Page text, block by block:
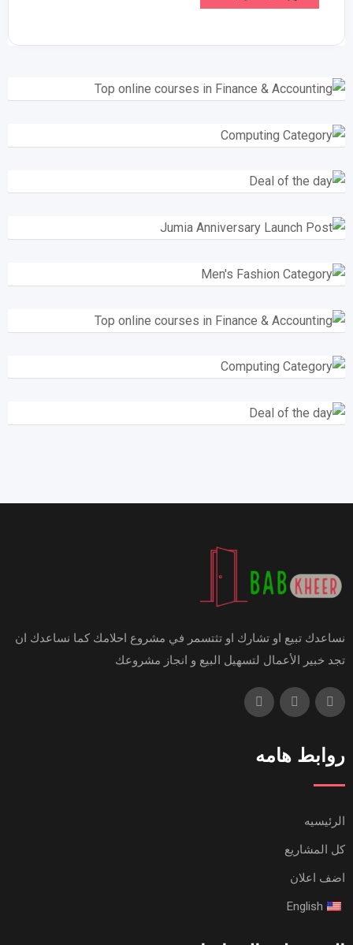
نساعدك تبيع او تشارك او تثتسمر في مشروع احلامك كما نساعدك ان
تجد خبير الأعمال لتسهيل البيع و انجاز مشروعك
روابط هامه
الرئيسيه
كل المشاريع
اضف اعلان
English